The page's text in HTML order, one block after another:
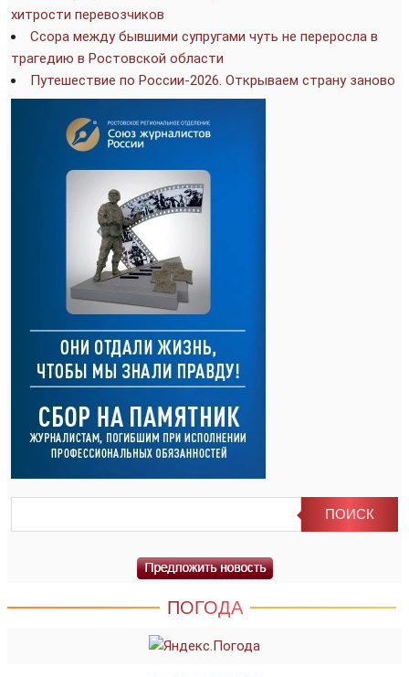
хитрости перевозчиков
Ссора между бывшими супругами чуть не переросла в
трагедию в Ростовской области
Путешествие по России-2026. Открываем страну заново
ПОГОДА